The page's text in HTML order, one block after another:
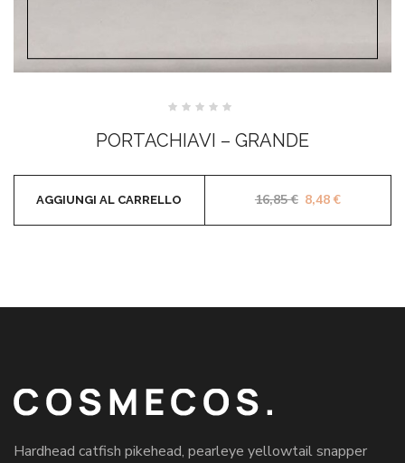
su
5
PORTACHIAVI – GRANDE
16,85€ Il prezzo
8,48€Il prezzo
AGGIUNGI AL CARRELLO
Hardhead catfish pikehead, pearleye yellowtail snapper